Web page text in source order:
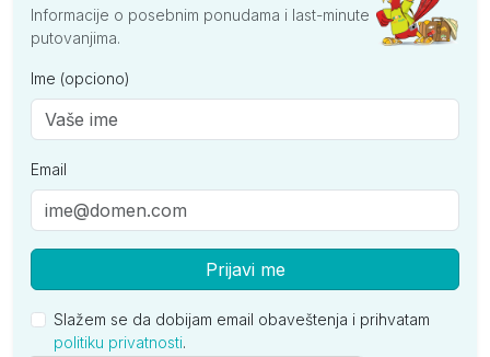
Informacije o posebnim ponudama i last-minute
putovanjima.
Ime (opciono)
Email
Prijavi me
Slažem se da dobijam email obaveštenja i prihvatam
politiku privatnosti.